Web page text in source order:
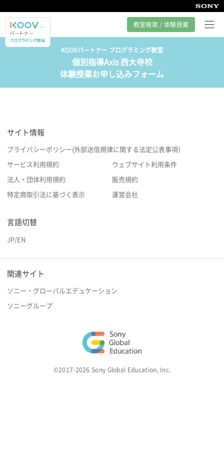
教室検索 / 体験授業
プログラミング教室とは
カリキュラム紹介
サポート
KOOVパートナー プログラミング教室
個別指導Axis 西大寺校
体験授業お申し込みフォーム
サイト情報
プライバシーポリシー(外部送信規律に関する法定公表事項）
サービス利用規約 ウェブサイト利用条件
法人・団体利用規約 販売規約
特定商取引法に基づく表示 運営会社
言語切替
JP/EN
関連サイト
ソニー・グローバルエデュケーション
ソニーグループ
©2017-2026 Sony Global Education, Inc.